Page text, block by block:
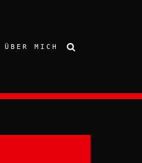
ÜBER MICH